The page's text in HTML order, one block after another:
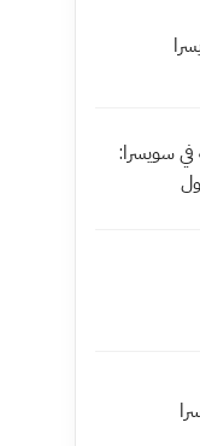
في سويسرا: